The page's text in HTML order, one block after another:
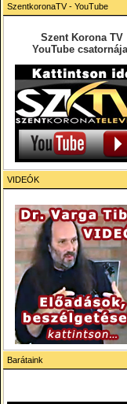
SzentkoronaTV - YouTube
Szent Korona TV
YouTube
VIDEÓK
Barátaink